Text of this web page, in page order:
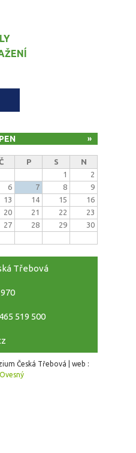
»
P S
N
1
2
6 7 8
9
13 14 15
16
20 21 22
23
27 28 29
30
Třebová
465 519 500
Česká Třebová | web :